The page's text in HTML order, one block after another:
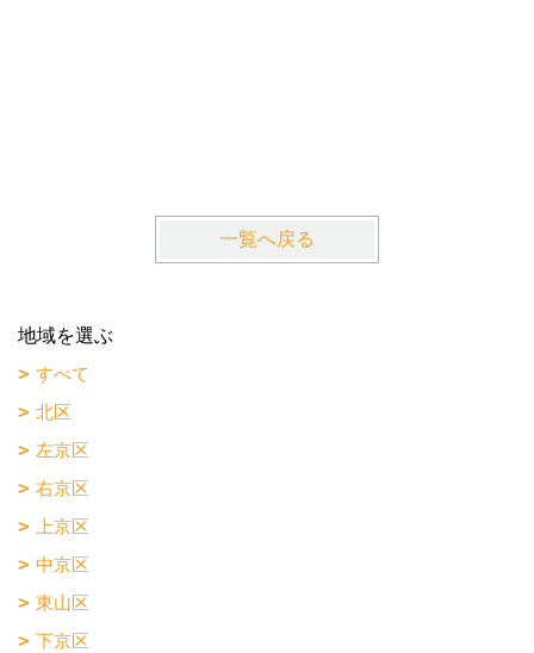
一覧へ戻る
地域を選ぶ
すべて
北区
左京区
右京区
上京区
中京区
東山区
下京区